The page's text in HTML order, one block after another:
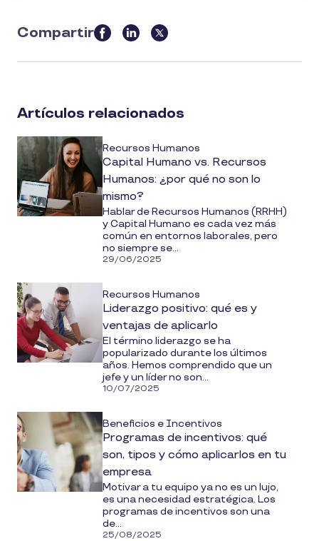
Compartir
this
article
media
Artículos relacionados
Recursos Humanos
Capital Humano vs. Recursos
Humanos: ¿por qué no son lo
mismo?
Hablar de Recursos Humanos (RRHH)
y Capital Humano es cada vez más
común en entornos laborales, pero
no siempre se...
29/06/2025
Recursos Humanos
Liderazgo positivo: qué es y
ventajas de aplicarlo
El término liderazgo se ha
popularizado durante los últimos
años. Hemos comprendido que un
jefe y un líder no son...
10/07/2025
Beneficios e Incentivos
Programas de incentivos: qué
son, tipos y cómo aplicarlos en tu
empresa
Motivar a tu equipo ya no es un lujo,
es una necesidad estratégica. Los
programas de incentivos son una
de...
25/08/2025